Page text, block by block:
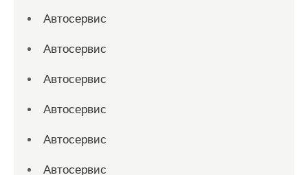
Автосервис
Автосервис
Автосервис
Автосервис
Автосервис
Автосервис